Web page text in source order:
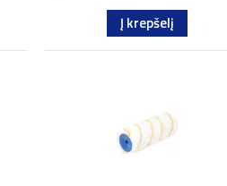
Į krepšelį